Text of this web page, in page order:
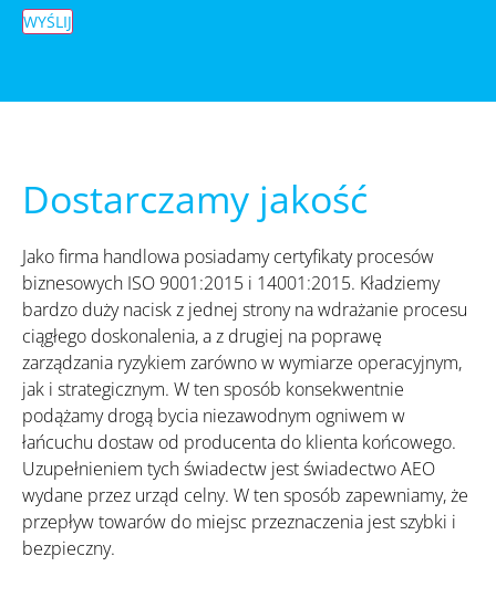
WYŚLIJ
Dostarczamy jakość
Jako firma handlowa posiadamy certyfikaty procesów
biznesowych ISO 9001:2015 i 14001:2015. Kładziemy
bardzo duży nacisk z jednej strony na wdrażanie procesu
ciągłego doskonalenia, a z drugiej na poprawę
zarządzania ryzykiem zarówno w wymiarze operacyjnym,
jak i strategicznym. W ten sposób konsekwentnie
podążamy drogą bycia niezawodnym ogniwem w
łańcuchu dostaw od producenta do klienta końcowego.
Uzupełnieniem tych świadectw jest świadectwo AEO
wydane przez urząd celny. W ten sposób zapewniamy, że
przepływ towarów do miejsc przeznaczenia jest szybki i
bezpieczny.